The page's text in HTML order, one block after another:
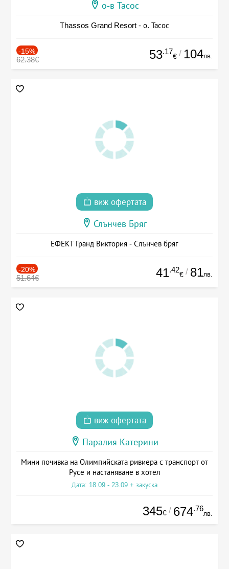
о-в Тасос
Thassos Grand Resort - о. Тасос
-15%
62.38€ 53.17
€ / 104лв.
виж офертата
Слънчев Бряг
ЕФЕКТ Гранд Виктория - Слънчев бряг
-20%
51.64€ 41.42
€ / 81лв.
виж офертата
Паралия Катерини
Мини почивка на Олимпийската ривиера с транспорт от
Русе и настаняване в хотел
Дата: 18.09 - 23.09 + закуска
345€ / 674.76
лв.